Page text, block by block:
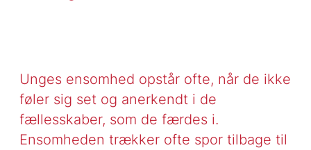
Unges ensomhed opstår ofte, når de ikke
føler sig set og anerkendt i de
fællesskaber, som de færdes i.
Ensomheden trækker ofte spor tilbage til